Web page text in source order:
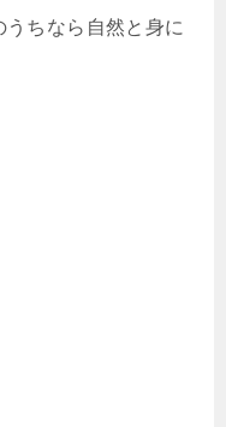
ちなら自然と身に